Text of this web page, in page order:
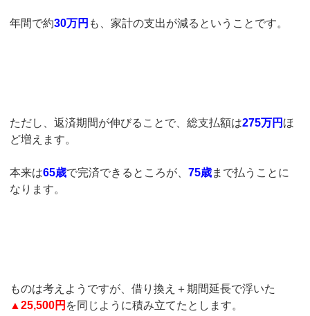
年間で約30万円 も、家計の支出が減るということです。
ただし、返済期間が伸びることで、総支払額は275万円 ほ
ど増えます。
本来は65歳で完済できるところが、75歳まで払うことに
なります。
ものは考えようですが、借り換え＋期間延長で浮いた
▲25,500円 を同じように積み立てたとします。